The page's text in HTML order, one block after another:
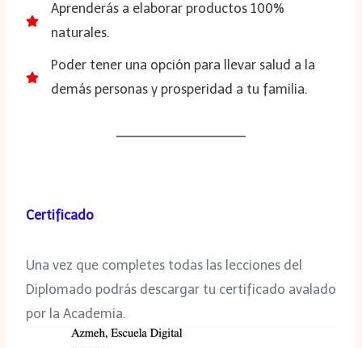
Aprenderás a elaborar productos 100%
naturales.
Poder tener una opción para llevar salud a la
demás personas y prosperidad a tu familia.
Certificado
Una vez que completes todas las lecciones del
Diplomado podrás descargar tu certificado avalado
por la Academia.